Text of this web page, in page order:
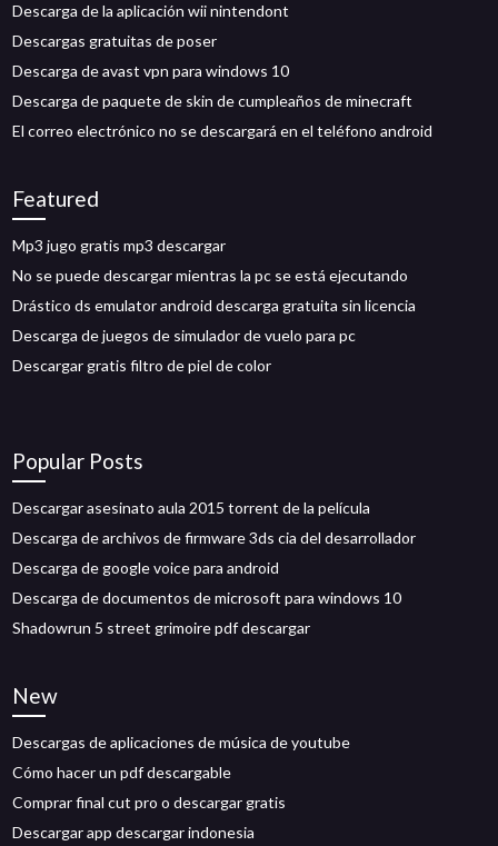
Descarga de la aplicación wii nintendont
Descargas gratuitas de poser
Descarga de avast vpn para windows 10
Descarga de paquete de skin de cumpleaños de minecraft
El correo electrónico no se descargará en el teléfono android
Featured
Mp3 jugo gratis mp3 descargar
No se puede descargar mientras la pc se está ejecutando
Drástico ds emulator android descarga gratuita sin licencia
Descarga de juegos de simulador de vuelo para pc
Descargar gratis filtro de piel de color
Popular Posts
Descargar asesinato aula 2015 torrent de la película
Descarga de archivos de firmware 3ds cia del desarrollador
Descarga de google voice para android
Descarga de documentos de microsoft para windows 10
Shadowrun 5 street grimoire pdf descargar
New
Descargas de aplicaciones de música de youtube
Cómo hacer un pdf descargable
Comprar final cut pro o descargar gratis
Descargar app descargar indonesia